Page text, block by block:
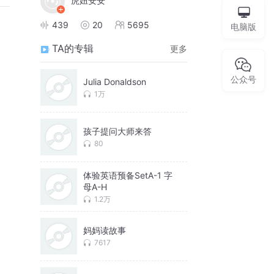
439 20 5695
TA的专辑 更多
Julia Donaldson
1万
孩子提问大师来答
80
体验英语预备SetA-1 字
母A-H
1.2万
妈妈读故事
7617
电脑版
公众号